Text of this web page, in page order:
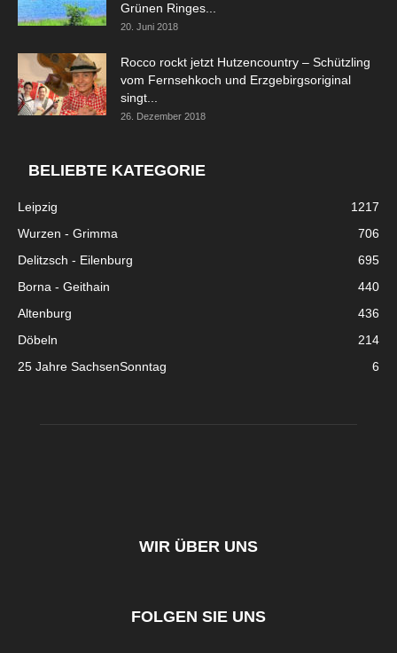
Grünen Ringes...
20. Juni 2018
Rocco rockt jetzt Hutzencountry – Schützling
vom Fernsehkoch und Erzgebirgsoriginal
singt...
26. Dezember 2018
BELIEBTE KATEGORIE
Leipzig
1217
Wurzen - Grimma
706
Delitzsch - Eilenburg
695
Borna - Geithain
440
Altenburg
436
Döbeln
214
25 Jahre SachsenSonntag
6
WIR ÜBER UNS
FOLGEN SIE UNS